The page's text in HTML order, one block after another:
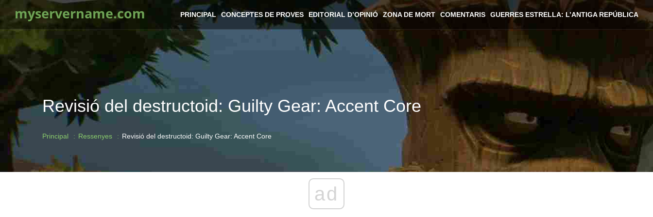
myservername.com PRINCIPAL CONCEPTES DE PROVES EDITORIAL D’OPINIÓ ZONA DE MORT COMENTARIS GUERRES ESTRELLA: L’ANTIGA REPÚBLICA
Revisió del destructoid: Guilty Gear: Accent Core
Principal Ressenyes Revisió del destructoid: Guilty Gear: Accent Core
ad